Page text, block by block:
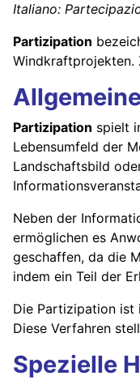
Italiano:
Partizipation
Windkraftprojekten.
Partizipation spielt
Lebensumfeld der
Landschaftsbild
Neben der
ermöglichen es
geschaffen, da die
indem ein Teil der
Die Partizipation ist
Diese Verfahren
Spezielle